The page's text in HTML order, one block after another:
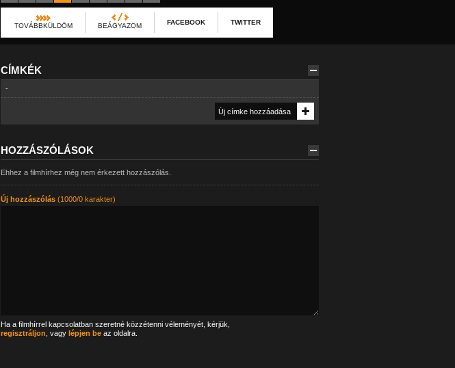
TOVÁBBKÜLDÖM BEÁGYAZOM FACEBOOK TWITTER
CÍMKÉK
-
HOZZÁSZÓLÁSOK
Ehhez a filmhírhez még nem érkezett hozzászólás.
Új hozzászólás(1000/0 karakter)
Ha a filmhírrel kapcsolatban szeretné közzétenni véleményét, kérjük,
regisztráljon , vagy lépjen beaz oldalra.